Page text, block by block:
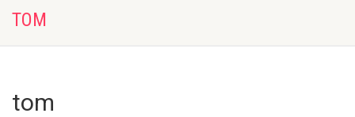
TOM
tom